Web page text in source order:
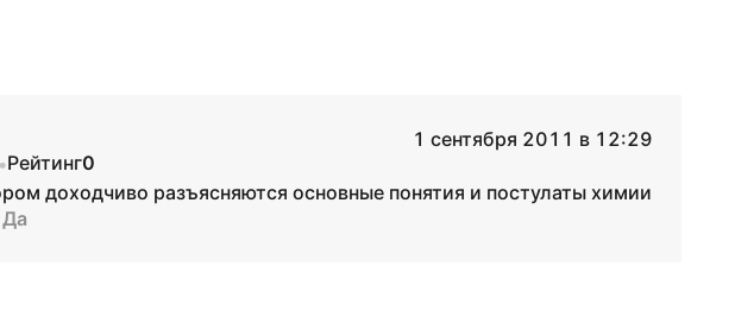
1 сентября 2011 в 12:29
•Рейтинг0
доходчиво разъясняются основные понятия и постулаты химии
Да